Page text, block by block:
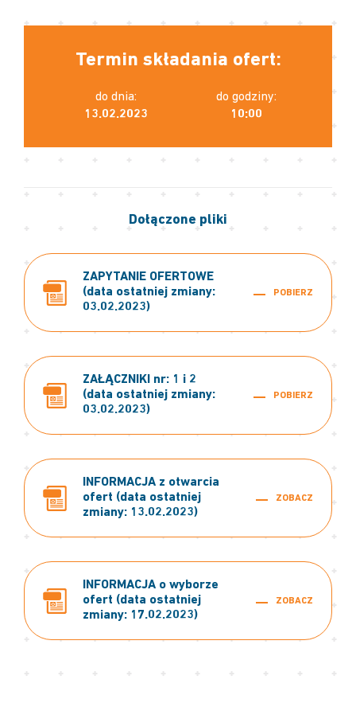
Termin składania ofert:
do dnia:
13.02.2023
do godziny:
10:00
Dołączone pliki
ZAPYTANIE OFERTOWE
(data ostatniej zmiany:
03.02.2023)
POBIERZ
ZAŁĄCZNIKI nr: 1 i 2
(data ostatniej zmiany:
03.02.2023)
POBIERZ
INFORMACJA z otwarcia
ofert (data ostatniej
zmiany: 13.02.2023)
ZOBACZ
INFORMACJA o wyborze
ofert (data ostatniej
zmiany: 17.02.2023)
ZOBACZ